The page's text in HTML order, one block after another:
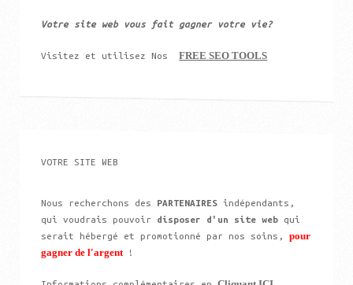
Votre site web vous fait gagner votre vie?
Visitez et utilisez Nos FREE SEO TOOLS
VOTRE SITE WEB
Nous recherchons des PARTENAIRES indépendants,
qui voudrais pouvoir disposer d'un site web qui
serait hébergé et promotionné par nos soins,pour
gagner de l'argent !